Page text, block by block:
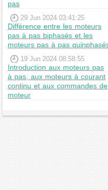
pas
29 Jun 2024 03:41:25
Différence entre les moteurs
pas à pas biphasés et les
moteurs pas à pas
19 Jun 2024 08:58:55
Introduction aux moteurs pas
à pas, aux moteurs à courant
continu et aux commandes de
moteur